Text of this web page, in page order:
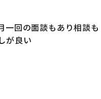
回の面談もあり相談
が良い